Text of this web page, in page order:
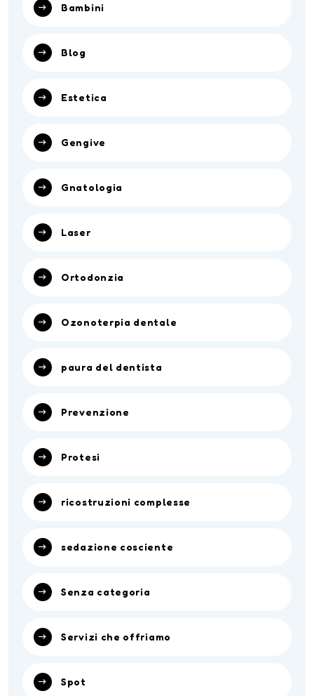
Bambini
Blog
Estetica
Gengive
Gnatologia
Laser
Ortodonzia
Ozonoterpia dentale
paura del dentista
Prevenzione
Protesi
ricostruzioni complesse
sedazione cosciente
Senza categoria
Servizi che offriamo
Spot